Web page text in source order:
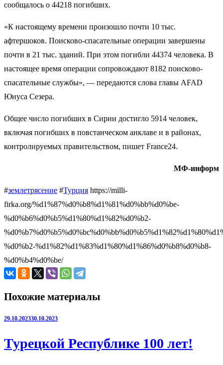
сообщалось о 44218 погибших.
«К настоящему времени произошло почти 10 тыс.
афтершоков. Поисково-спасательные операции завершены
почти в 21 тыс. зданий. При этом погибли 44374 человека. В
настоящее время операции сопровождают 8182 поисково-
спасательные службы», — передаются слова главы AFAD
Юнуса Сезера.
Общее число погибших в Сирии достигло 5914 человек,
включая погибших в повстанческом анклаве и в районах,
контролируемых правительством, пишет France24.
МФ-информ
#землетрясение #Турция https://milli-
firka.org/%d1%87%d0%b8%d1%81%d0%bb%d0%be-
%d0%b6%d0%b5%d1%80%d1%82%d0%b2-
%d0%b2-%d1%82%d1%83%d1%80%d1%86%d0%b8%d0%b8-
%d0%b4%d0%be/
Похожие материалы
29.10.202330.10.2023
Турецкой Республике 100 лет!